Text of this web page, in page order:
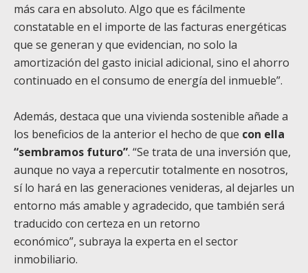
más cara en absoluto. Algo que es fácilmente
constatable en el importe de las facturas energéticas
que se generan y que evidencian, no solo la
amortización del gasto inicial adicional, sino el ahorro
continuado en el consumo de energía del inmueble”.
Además, destaca que una vivienda sostenible añade a
los beneficios de la anterior el hecho de que con ella
“sembramos futuro”. “Se trata de una inversión que,
aunque no vaya a repercutir totalmente en nosotros,
sí lo hará en las generaciones venideras, al dejarles un
entorno más amable y agradecido, que también será
traducido con certeza en un retorno
económico”, subraya la experta en el sector
inmobiliario.